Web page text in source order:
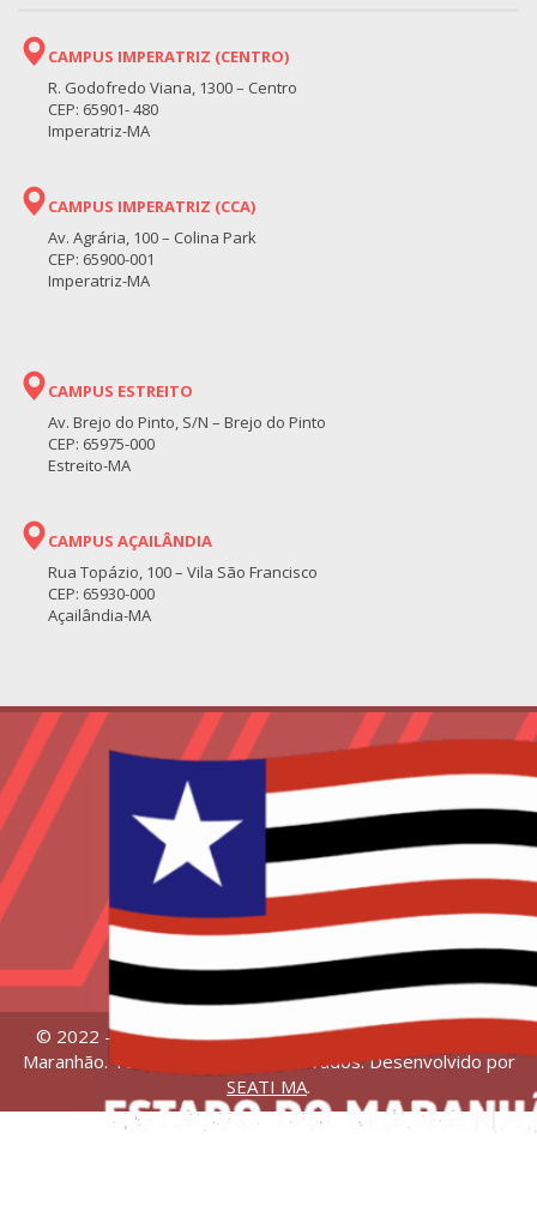
CAMPUS IMPERATRIZ (CENTRO)
R. Godofredo Viana, 1300 – Centro
CEP: 65901- 480
Imperatriz-MA
CAMPUS IMPERATRIZ (CCA)
Av. Agrária, 100 – Colina Park
CEP: 65900-001
Imperatriz-MA
CAMPUS ESTREITO
Av. Brejo do Pinto, S/N – Brejo do Pinto
CEP: 65975-000
Estreito-MA
CAMPUS AÇAILÂNDIA
Rua Topázio, 100 – Vila São Francisco
CEP: 65930-000
Açailândia-MA
© 2022 – Universidade Estadual da Região Tocantina do
Maranhão. Todos os direitos reservados. Desenvolvido por
SEATI MA.